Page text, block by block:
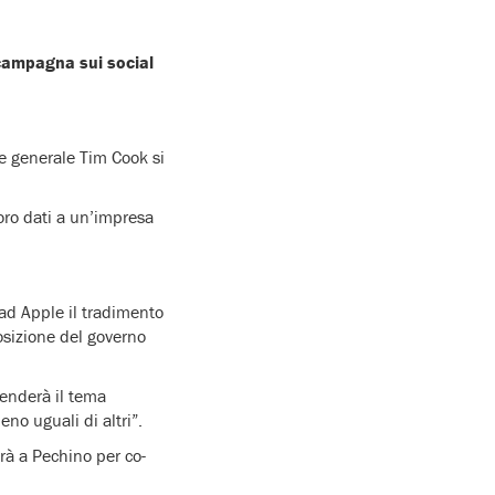
sui social
Tim Cook si
dati a un’impresa
Apple il tradimento
del governo
il tema
uguali di altri”.
a Pechino per co-